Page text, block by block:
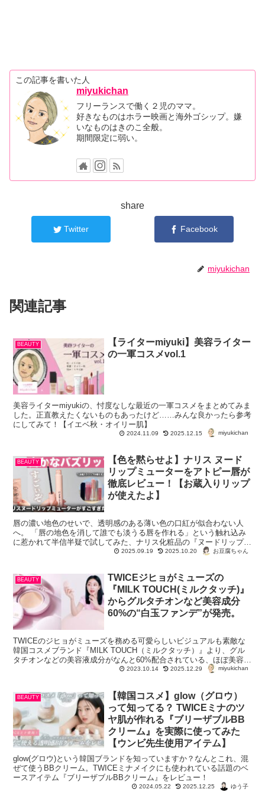
この記事を書いた人
miyukichan
フリーランスで働く２児のママ。
好きなものはホラー映画と海外ゴシップ。嫌
いなものはきのこ全般。
期間限定に弱い。
share
Twitter Facebook
miyukichan
関連記事
BEAUTY
【ライターmiyuki】美容ライター
の一軍コスメvol.1
美容ライターmiyukiの、忖度なしな最近の一軍コスメをまとめてみま
した。正直教えたくないものもあったけど……みんな良かったら参考
にしてみて！【イエベ秋・オイリー肌】
2024.11.09 2025.12.15 miyukichan
BEAUTY
【色を黙らせよ】ナリス ヌード
リップミューターをアトピー唇が
徹底レビュー！【お蔵入りリップ
が使えたよ】
唇の濃い地色のせいで、透明感のある薄い色の口紅が似合わない人
へ。 「唇の地色を消して誰でも淡うる唇を作れる」という触れ込み
に惹かれて半信半疑で試してみた、ナリス化粧品の『ヌードリップミ
ューター』。 なんとこちら、発売１ヶ月で年...
2025.09.19 2025.10.20 お豆腐ちゃん
BEAUTY
TWICEジヒョがミューズの
『MILK TOUCH(ミルクタッチ)』
からグルタチオンなど美容成分
60%の“白玉ファンデ”が発売。
TWICEのジヒョがミューズを務める可愛らしいビジュアルも素敵な
韓国コスメブランド『MILK TOUCH（ミルクタッチ）』より、グル
タチオンなどの美容液成分がなんと60%配合されている、ほぼ美容
液？！なスキンケアファンデーションが発売され...
2023.10.14 2025.12.29 miyukichan
BEAUTY
【韓国コスメ】glow（グロウ）
って知ってる？ TWICEミナのツ
ヤ肌が作れる『ブリーザブルBB
クリーム』を実際に使ってみた
【ウンビ先生使用アイテム】
glow(グロウ)という韓国ブランドを知っていますか？なんとこれ、混
ぜて使うBBクリーム。TWICEミナメイクにも使われている話題のベ
ースアイテム『ブリーザブルBBクリーム』をレビュー！
2024.05.22 2025.12.25 ゆう子